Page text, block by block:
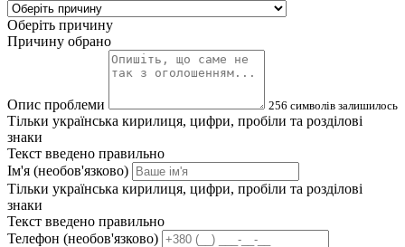
Оберіть причину
Причину обрано
Опис проблеми 256 символів залишилось
Тільки українська кирилиця, цифри, пробіли та розділові
знаки
Текст введено правильно
Ім'я (необов'язково)
Тільки українська кирилиця, цифри, пробіли та розділові
знаки
Текст введено правильно
Телефон (необов'язково)